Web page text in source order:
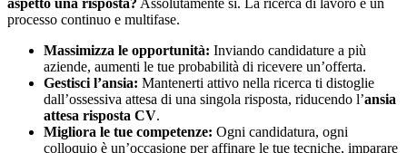
aspetto una risposta? Assolutamente sì. La ricerca di lavoro è un
processo continuo e multifase.
Massimizza le opportunità: Inviando candidature a più
aziende, aumenti le tue probabilità di ricevere un’offerta.
Gestisci l’ansia: Mantenerti attivo nella ricerca ti distoglie
dall’ossessiva attesa di una singola risposta, riducendo l’ansia
attesa risposta CV.
Migliora le tue competenze: Ogni candidatura, ogni
colloquio è un’occasione per affinare le tue tecniche, imparare